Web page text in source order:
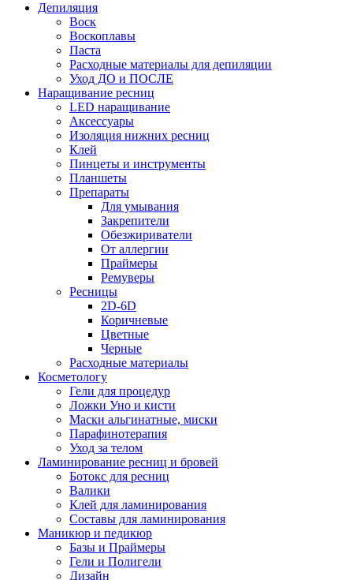
Депиляция
Воск
Воскоплавы
Паста
Расходные материалы для депиляции
Уход ДО и ПОСЛЕ
Наращивание ресниц
LED наращивание
Аксессуары
Изоляция нижних ресниц
Клей
Пинцеты и инструменты
Планшеты
Препараты
Для умывания
Закрепители
Обезжириватели
От аллергии
Праймеры
Ремуверы
Ресницы
2D-6D
Коричневые
Цветные
Черные
Расходные материалы
Косметологу
Гели для процедур
Ложки Уно и кисти
Маски альгинатные, миски
Парафинотерапия
Уход за телом
Ламинирование ресниц и бровей
Ботокс для ресниц
Валики
Клей для ламинирования
Составы для ламинирования
Маникюр и педикюр
Базы и Праймеры
Гели и Полигели
Дизайн